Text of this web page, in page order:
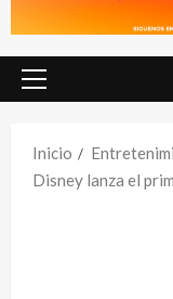
Menú
Inicio
Disney lanza el